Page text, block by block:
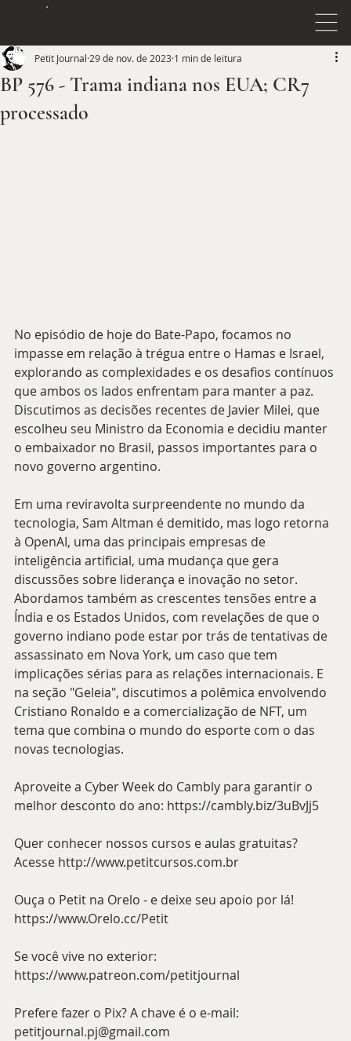
BP 576 - Trama indiana nos EUA; CR7
processado
Petit Journal 29 de nov. de 2023 1 min de leitura
No episódio de hoje do Bate-Papo, focamos no
impasse em relação à trégua entre o Hamas e Israel,
explorando as complexidades e os desafios contínuos
que ambos os lados enfrentam para manter a paz.
Discutimos as decisões recentes de Javier Milei, que
escolheu seu Ministro da Economia e decidiu manter
o embaixador no Brasil, passos importantes para o
novo governo argentino.
Em uma reviravolta surpreendente no mundo da
tecnologia, Sam Altman é demitido, mas logo retorna
à OpenAI, uma das principais empresas de
inteligência artificial, uma mudança que gera
discussões sobre liderança e inovação no setor.
Abordamos também as crescentes tensões entre a
Índia e os Estados Unidos, com revelações de que o
governo indiano pode estar por trás de tentativas de
assassinato em Nova York, um caso que tem
implicações sérias para as relações internacionais. E
na seção "Geleia", discutimos a polêmica envolvendo
Cristiano Ronaldo e a comercialização de NFT, um
tema que combina o mundo do esporte com o das
novas tecnologias.
Aproveite a Cyber Week do Cambly para garantir o
melhor desconto do ano: https://cambly.biz/3uBvJj5
Quer conhecer nossos cursos e aulas gratuitas?
Acesse http://www.petitcursos.com.br
Ouça o Petit na Orelo - e deixe seu apoio por lá!
https://www.Orelo.cc/Petit
Se você vive no exterior:
https://www.patreon.com/petitjournal
Prefere fazer o Pix? A chave é o e-mail:
petitjournal.pj@gmail.com